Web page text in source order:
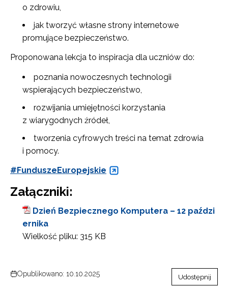
o zdrowiu,
jak tworzyć własne strony internetowe
promujące bezpieczeństwo.
Proponowana lekcja to inspiracja dla uczniów do:
poznania nowoczesnych technologii
wspierających bezpieczeństwo,
rozwijania umiejętności korzystania
z wiarygodnych źródeł,
tworzenia cyfrowych treści na temat zdrowia
i pomocy.
#FunduszeEuropejskie
Załączniki:
Dzień Bezpiecznego Komputera – 12 paździ
ernika
Wielkość pliku: 315 KB
Opublikowano: 10.10.2025 Udostępnij